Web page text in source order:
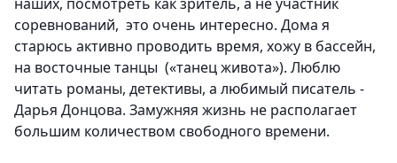
соревнований, это очень интересно. Дома я
старюсь активно проводить время, хожу в бассейн,
на восточные танцы («танец живота»). Люблю
читать романы, детективы, а любимый писатель -
Дарья Донцова. Замужняя жизнь не располагает
большим количеством свободного времени.